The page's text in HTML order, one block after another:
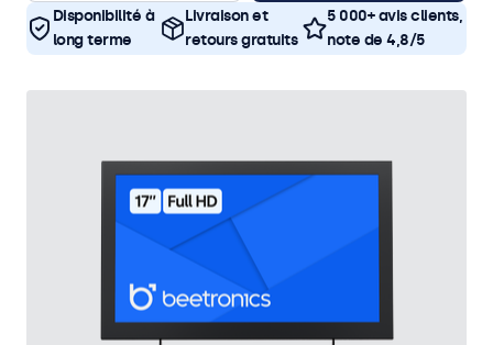
Disponibilité à
long terme
Livraison et
retours gratuits
5 000+ avis clients,
note de 4,8/5